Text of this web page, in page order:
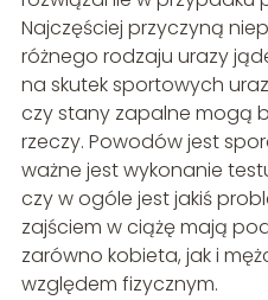
Najczęściej przyczyną
różnego rodzaju urazy
na skutek sportowych
czy stany zapalne mogą
rzeczy. Powodów jest
ważne jest wykonanie
czy w ogóle jest jakiś
zajściem w ciążę mają
zarówno kobieta, jak i
względem fizycznym.